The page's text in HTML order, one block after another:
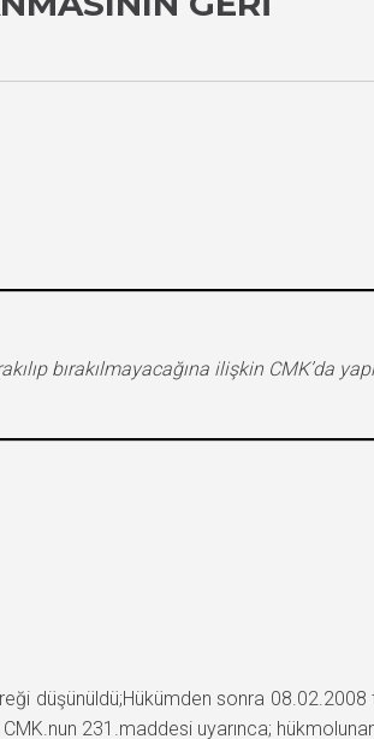
bırakılmayacağına ilişkin CMK’da
düşünüldü;Hükümden sonra
231.maddesi uyarınca;